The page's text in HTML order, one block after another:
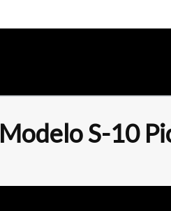
Modelo S-10